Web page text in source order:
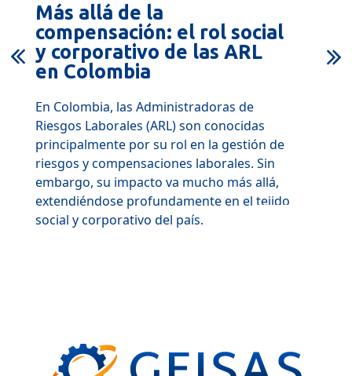
Más allá de la
compensación: el rol social
y corporativo de las ARL
en Colombia
En Colombia, las Administradoras de
Riesgos Laborales (ARL) son conocidas
principalmente por su rol en la gestión de
riesgos y compensaciones laborales. Sin
embargo, su impacto va mucho más allá,
extendiéndose profundamente en el tejido
social y corporativo del país.
+ Info